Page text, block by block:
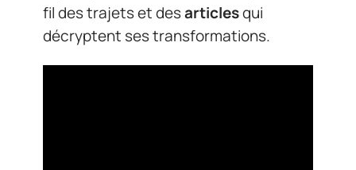
fil des trajets et desarticlesqui
décryptent ses transformations.